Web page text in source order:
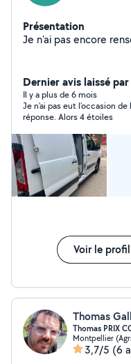
Présentation
Dernier avis laissé
Il y a plus de 6 mois
Je n’ai pas eut l’occasion
réponse. Alors 4 étoiles
Voir le profil
Thomas
Thomas PRIX
Montpellier
3,7/5 (6